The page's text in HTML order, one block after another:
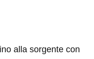
alla sorgente con